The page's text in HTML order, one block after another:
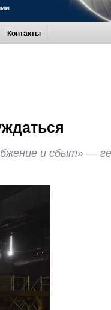
Контакты
и сбыт» —